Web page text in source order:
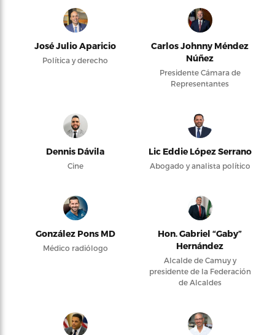
José Julio Aparicio
Política y derecho
Carlos Johnny Méndez
Núñez
Presidente Cámara de
Representantes
Dennis Dávila
Cine
Lic Eddie López Serrano
Abogado y analista político
González Pons MD
Médico radiólogo
Hon. Gabriel “Gaby”
Hernández
Alcalde de Camuy y
presidente de la Federación
de Alcaldes